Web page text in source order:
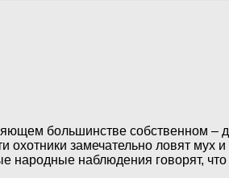
большинстве собственном
охотники замечательно ловят
народные наблюдения говорят,